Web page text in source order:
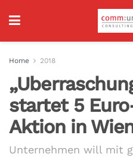
Home 2018
startet 5
Aktion in
Unternehmen will mit